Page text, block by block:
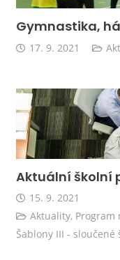
Gymnastika,
17. 9. 2021
Aktuální školní
15. 9. 2021
Aktuality, Program
Šablony III - sloučené